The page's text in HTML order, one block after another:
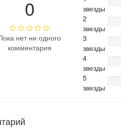
0
нет ни одного
комментария
звезды
2
звезды
3
звезды
4
звезды
5
звезды